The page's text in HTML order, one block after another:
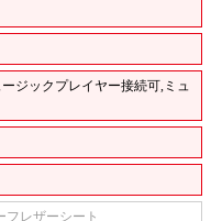
ジックプレイヤー接続可,ミュ
フレザーシート